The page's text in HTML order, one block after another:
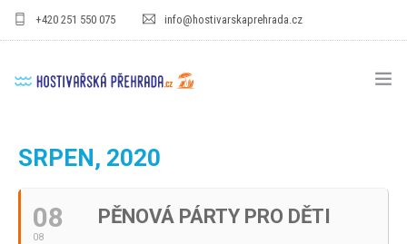
+420 251 550 075 info@hostivarskaprehrada.cz
SPORT
SRPEN, 2020
08
08
PĚNOVÁ PÁRTY PRO DĚTI